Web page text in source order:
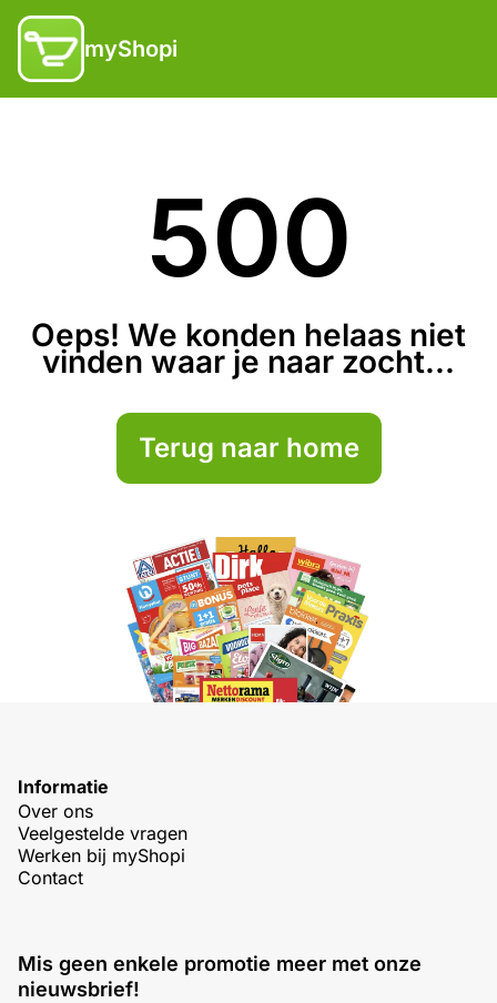
myShopi
500
Oeps! We konden helaas niet
vinden waar je naar zocht...
Terug naar home
Informatie
Over ons
Veelgestelde vragen
Werken bij myShopi
Contact
Mis geen enkele promotie meer met onze
nieuwsbrief!